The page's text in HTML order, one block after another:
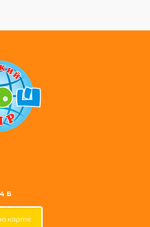
Б
карте